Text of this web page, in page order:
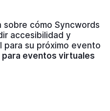
sobre cómo Syncwords
accesibilidad y
para su próximo evento
eventos virtuales